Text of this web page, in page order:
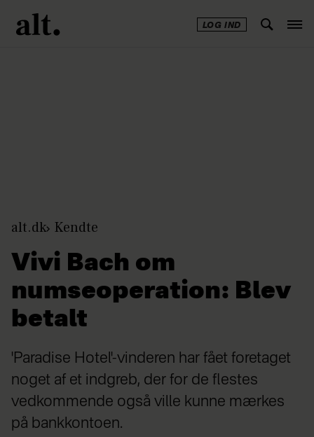
LOG IND
alt.dk Kendte
Vivi Bach om
numseoperation: Blev
betalt
'Paradise Hotel'-vinderen har fået foretaget
noget af et indgreb, der for de flestes
vedkommende også ville kunne mærkes
på bankkontoen.